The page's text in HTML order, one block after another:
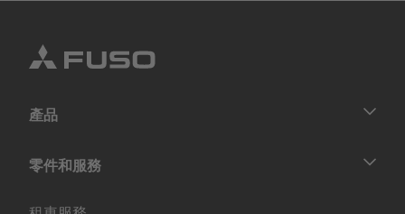
產品
貨車
巴士
零件和服務